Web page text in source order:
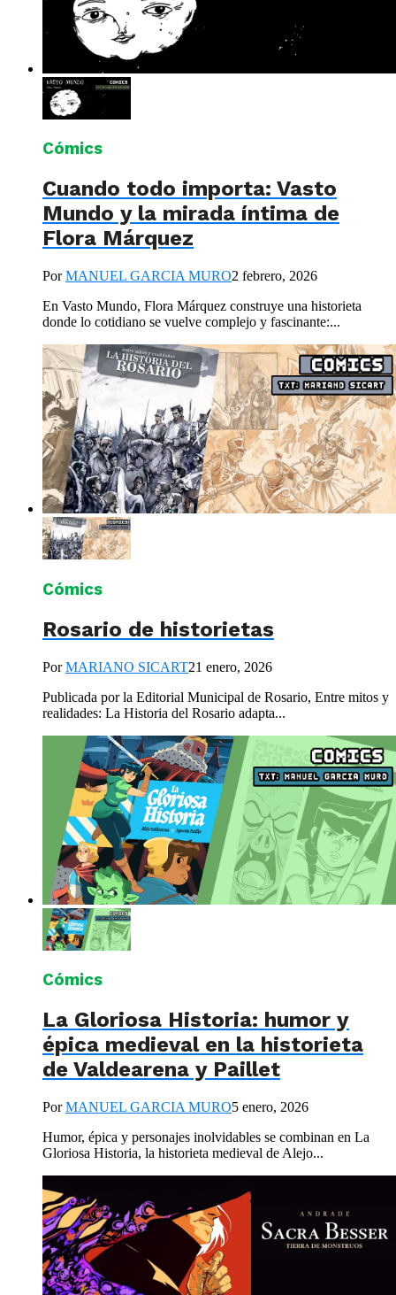
Cómics
Cuando todo importa: Vasto
Mundo y la mirada íntima de
Flora Márquez
PorMANUEL GARCIA MURO2 febrero, 2026
En Vasto Mundo, Flora Márquez construye una historieta
donde lo cotidiano se vuelve complejo y fascinante:...
Cómics
Rosario de historietas
PorMARIANO SICART21 enero, 2026
Publicada por la Editorial Municipal de Rosario, Entre mitos y
realidades: La Historia del Rosario adapta...
Cómics
La Gloriosa Historia: humor y
épica medieval en la historieta
de Valdearena y Paillet
PorMANUEL GARCIA MURO5 enero, 2026
Humor, épica y personajes inolvidables se combinan en La
Gloriosa Historia, la historieta medieval de Alejo...